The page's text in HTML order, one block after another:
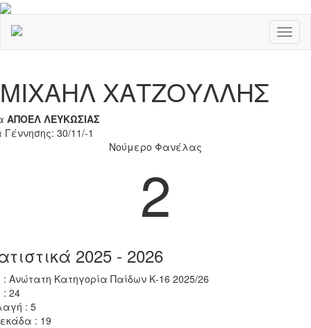
ΜΙΧΑΗΛ ΧΑΤΖΟΥΛΛΗΣ
ΑΠΟΕΛ ΛΕΥΚΩΣΙΑΣ
30/11/-1
Νούμερο Φανέλας
2
2025 - 2026
: Ανώτατη Κατηγορία Παίδων Κ-16 2025/26
: 24
: 5
: 19